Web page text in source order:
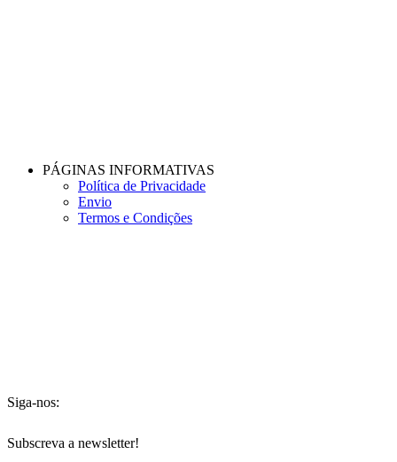
PÁGINAS INFORMATIVAS
Política de Privacidade
Envio
Termos e Condições
Siga-nos:
Subscreva a newsletter!